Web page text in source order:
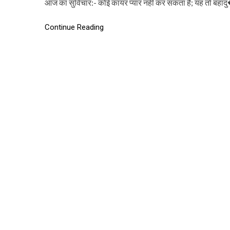
आज का सुविचार:- कोई कायर प्यार नहीं कर सकता है; यह तो
Continue Reading